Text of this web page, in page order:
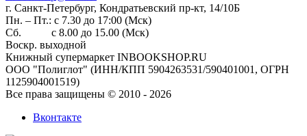
г. Санкт-Петербург, Кондратьевский пр-кт, 14/10Б
Пн. – Пт.: с 7.30 до 17:00 (Мск)
Сб. с 8.00 до 15.00 (Мск)
Воскр. выходной
Книжный супермаркет INBOOKSHOP.RU
ООО "Полиглот" (ИНН/КПП 5904263531/590401001, ОГРН
1125904001519)
Все права защищены © 2010 - 2026
Вконтакте